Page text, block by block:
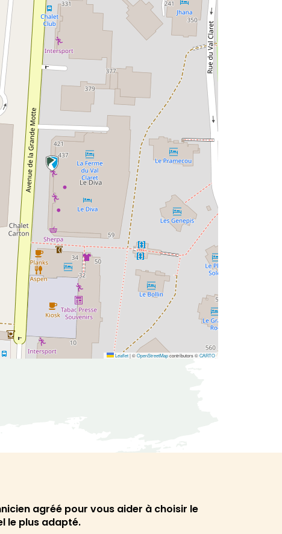
Leaflet|©OpenStreetMapcontributors ©CARTO
agréé pour vous aider à choisir le
le plus adapté.